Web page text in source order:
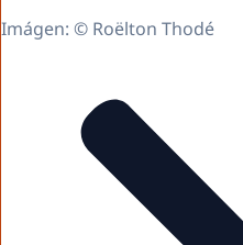
Imágen: © Roëlton Thodé